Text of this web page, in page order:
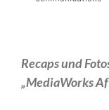
Recaps und
„MediaWorks